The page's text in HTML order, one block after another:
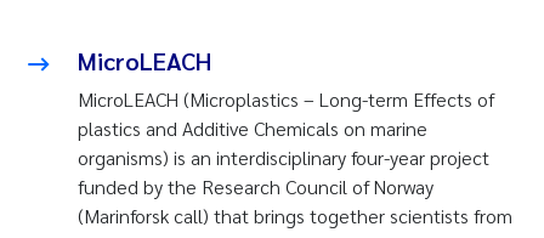
MicroLEACH
MicroLEACH (Microplastics – Long-term Effects of
plastics and Additive Chemicals on marine
organisms) is an interdisciplinary four-year project
funded by the Research Council of Norway
(Marinforsk call) that brings together scientists from